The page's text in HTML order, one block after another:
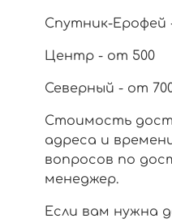
Спутник-Ерофей
Центр - от 500
Северный - от
Стоимость
адреса и
вопросов по
менеджер.
Если вам нужна